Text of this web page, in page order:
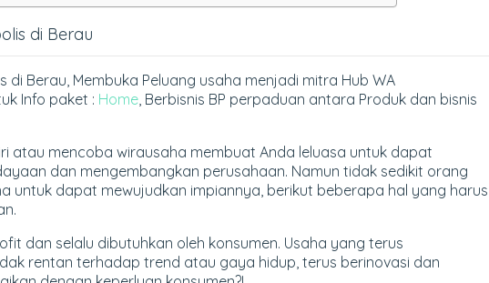
di Berau
di Berau, Membuka Peluang usaha menjadi mitra Hub WA
Info paket : Home , Berbisnis BP perpaduan antara Produk dan bisnis
atau mencoba wirausaha membuat Anda leluasa untuk dapat
dan mengembangkan perusahaan. Namun tidak sedikit orang
untuk dapat mewujudkan impiannya, berikut beberapa hal yang harus
dan selalu dibutuhkan oleh konsumen. Usaha yang terus
rentan terhadap trend atau gaya hidup, terus berinovasi dan